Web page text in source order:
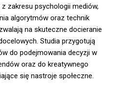
zakresu psychologii mediów,
algorytmów oraz technik
na skuteczne docieranie
Studia przygotują
do podejmowania decyzji w
oraz do kreatywnego
się nastroje społeczne.